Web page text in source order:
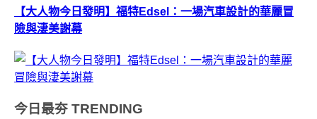
【大人物今日發明】福特Edsel：一場汽車設計的華麗冒
險與淒美謝幕
今日最夯 TRENDING